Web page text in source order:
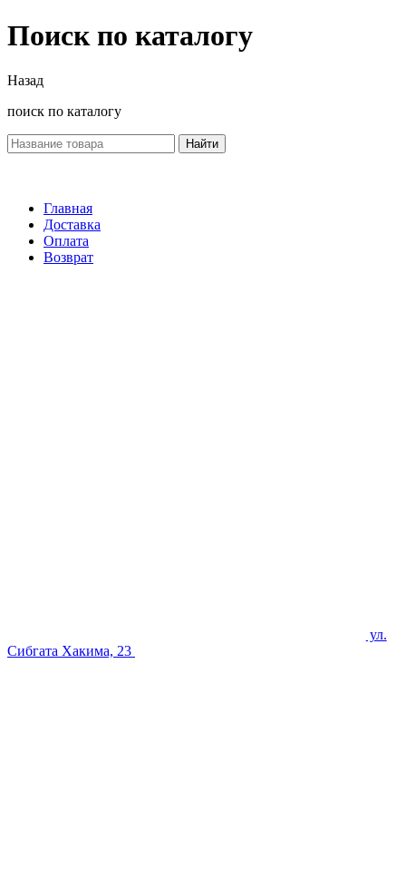
Поиск по каталогу
Назад
поиск по каталогу
Найти
Главная
Доставка
Оплата
Возврат
ул.
Сибгата Хакима, 23